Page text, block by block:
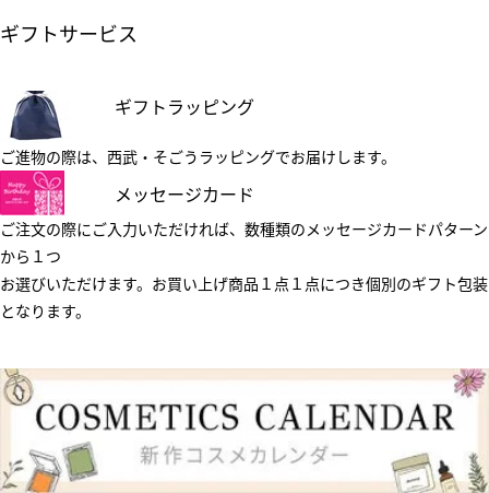
ギフトサービス
ギフトラッピング
ご進物の際は、西武・そごうラッピングでお届けします。
メッセージカード
ご注文の際にご入力いただければ、数種類のメッセージカードパターン
から１つ
お選びいただけます。お買い上げ商品１点１点につき個別のギフト包装
となります。